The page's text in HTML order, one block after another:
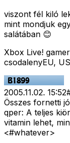
viszont fél kiló
mint mondjuk
salátában 😊
Xbox Live!
csodalenyEU,
2005.11.02. 15:52
Összes fornetti
qper: A teljes
vitamin lehet,
<#whatever>